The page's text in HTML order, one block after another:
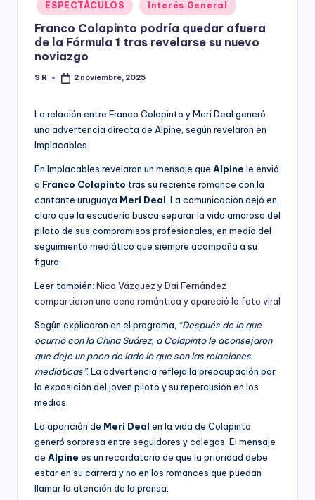
y
in
ESPECTÁCULOS Interés General
Franco Colapinto podría quedar afuera
de la Fórmula 1 tras revelarse su nuevo
noviazgo
Posted
S R 2 noviembre, 2025
La relación entre Franco Colapinto y Meri Deal generó
una advertencia directa de Alpine, según revelaron en
Implacables.
En Implacables revelaron un mensaje que Alpine le envió
a Franco Colapinto tras su reciente romance con la
cantante uruguaya Meri Deal . La comunicación dejó en
claro que la escudería busca separar la vida amorosa del
piloto de sus compromisos profesionales, en medio del
seguimiento mediático que siempre acompaña a su
figura.
Leer también: Nico Vázquez y Dai Fernández
compartieron una cena romántica y apareció la foto viral
Según explicaron en el programa, “Después de lo que
ocurrió con la China Suárez, a Colapinto le aconsejaron
que deje un poco de lado lo que son las relaciones
mediáticas”. La advertencia refleja la preocupación por
la exposición del joven piloto y su repercusión en los
medios.
La aparición de Meri Deal en la vida de Colapinto
generó sorpresa entre seguidores y colegas. El mensaje
de Alpine es un recordatorio de que la prioridad debe
estar en su carrera y no en los romances que puedan
llamar la atención de la prensa.